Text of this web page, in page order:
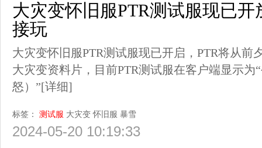
大灾变怀旧服PTR测试服现已
接玩
大灾变怀旧服PTR测试服现已开启，PTR将从前
大灾变资料片，目前PTR测试服在客户端显示为
怒）”[详细]
标签： 测试服 大灾变 怀旧服 暴雪
2024-05-20 10:19:33